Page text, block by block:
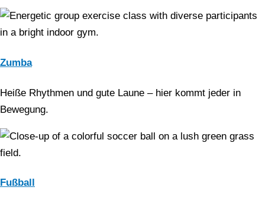
Zumba
Heiße Rhythmen und gute Laune – hier kommt jeder in
Bewegung.
Fußball